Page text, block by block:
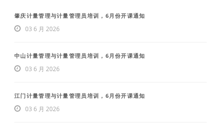
肇庆计量管理与计量管理员培训，6月份开课通知
03 6 月 2026
中山计量管理与计量管理员培训，6月份开课通知
03 6 月 2026
江门计量管理与计量管理员培训，6月份开课通知
03 6 月 2026